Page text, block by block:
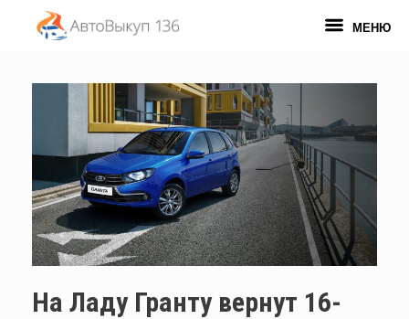
содержанию
МЕНЮ
На Ладу Гранту вернут 16-